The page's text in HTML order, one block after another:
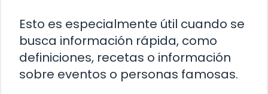
Esto es especialmente útil cuando se
busca información rápida, como
definiciones, recetas o información
sobre eventos o personas famosas.